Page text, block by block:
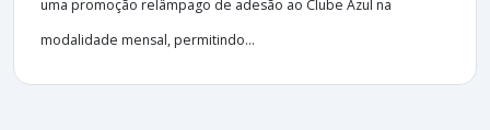
uma promoção relâmpago de adesão ao Clube Azul na
modalidade mensal, permitindo...